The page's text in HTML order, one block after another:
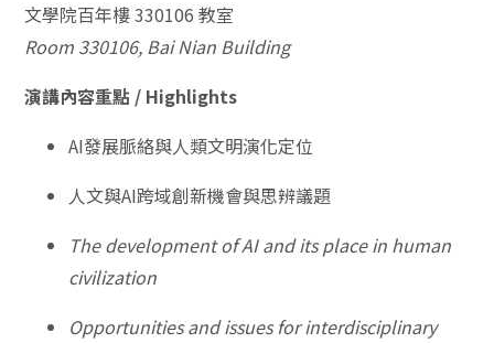
文學院百年樓 330106 教室
Room 330106, Bai Nian Building
演講內容重點 / Highlights
AI發展脈絡與人類文明演化定位
人文與AI跨域創新機會與思辨議題
The development of AI and its place in human
civilization
Opportunities and issues for interdisciplinary